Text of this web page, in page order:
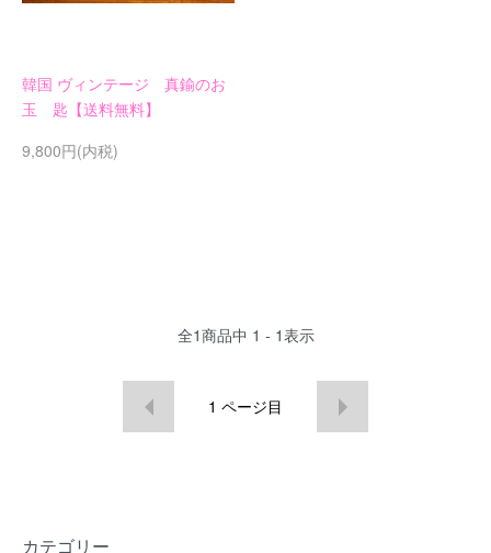
韓国 ヴィンテージ 真鍮のお
玉 匙【送料無料】
9,800円(内税)
全1商品中 1 - 1表示
1 ページ目
カテゴリー